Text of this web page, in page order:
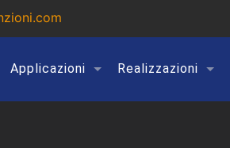
Applicazioni Realizzazioni